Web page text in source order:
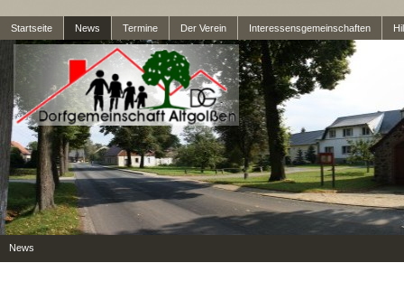
Startseite News Termine Der Verein Interessensgemeinschaften
News